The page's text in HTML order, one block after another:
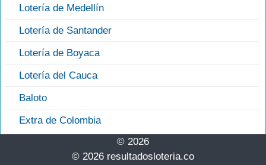
Lotería de Medellín
Lotería de Santander
Lotería de Boyaca
Lotería del Cauca
Baloto
Extra de Colombia
© 2026
© 2026 resultadosloteria.co